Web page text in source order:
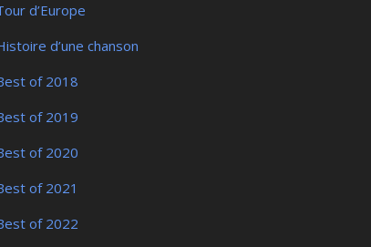
d’Europe
d’une chanson
of 2018
of 2019
of 2020
of 2021
of 2022